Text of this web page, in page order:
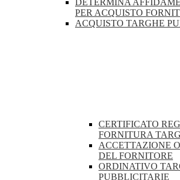
DETERMINA
PER ACQUISTO
ACQUISTO TARGHE
CERTIFICATO
FORNITURA
ACCETTAZIONE
DEL FORNITORE
ORDINATIVO
PUBBLICITARIE